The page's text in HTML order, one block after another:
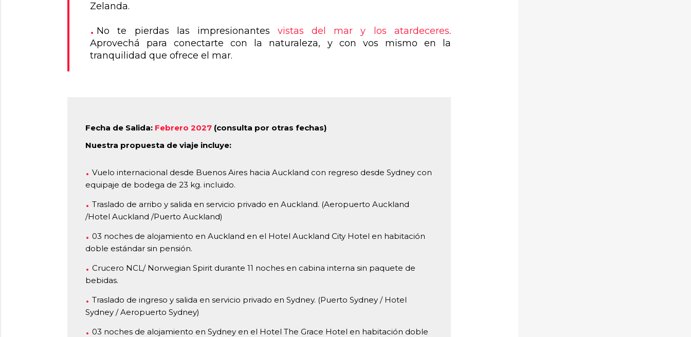
Zelanda.
No te pierdas las impresionantes vistas del mar y los atardeceres.
Aprovechá para conectarte con la naturaleza, y con vos mismo en la
tranquilidad que ofrece el mar.
Fecha de Salida: Febrero 2027 (consulta por otras fechas)
Nuestra propuesta de viaje incluye:
Vuelo internacional desde Buenos Aires hacia Auckland con regreso desde Sydney con
equipaje de bodega de 23 kg. incluido.
Traslado de arribo y salida en servicio privado en Auckland. (Aeropuerto Auckland
/Hotel Auckland /Puerto Auckland)
03 noches de alojamiento en Auckland en el Hotel Auckland City Hotel en habitación
doble estándar sin pensión.
Crucero NCL/ Norwegian Spirit durante 11 noches en cabina interna sin paquete de
bebidas.
Traslado de ingreso y salida en servicio privado en Sydney. (Puerto Sydney / Hotel
Sydney / Aeropuerto Sydney)
03 noches de alojamiento en Sydney en el Hotel The Grace Hotel en habitación doble